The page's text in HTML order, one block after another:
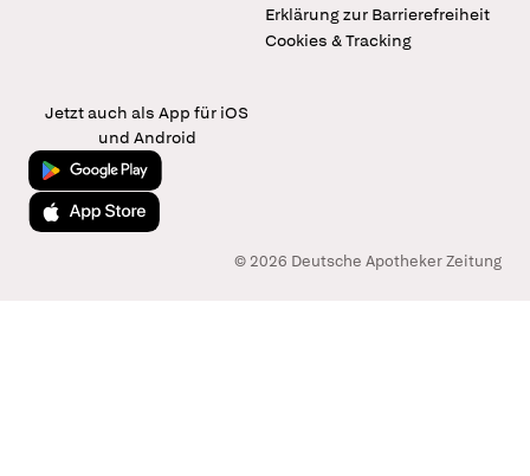
Erklärung zur Barrierefreiheit
Cookies & Tracking
Jetzt auch als App für iOS
und Android
Jetzt bei Google Play
Laden im App Store
© 2026 Deutsche Apotheker Zeitung